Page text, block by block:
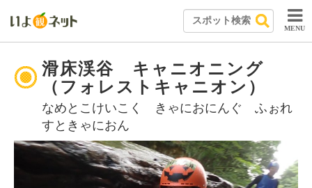
MENU
滑床渓谷 キャニオニング
（フォレストキャニオン）
なめとこけいこく きゃにおにんぐ ふぉれ
すときゃにおん